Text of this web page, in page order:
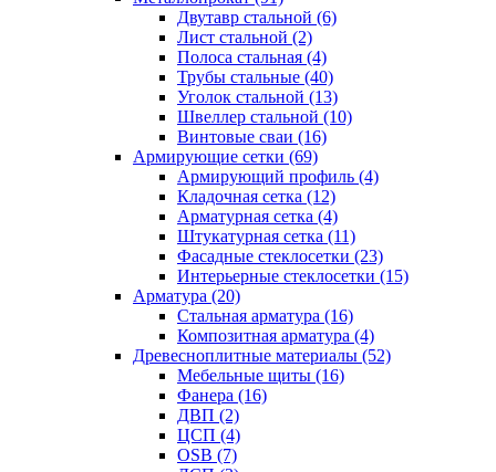
Двутавр стальной (6)
Лист стальной (2)
Полоса стальная (4)
Трубы стальные (40)
Уголок стальной (13)
Швеллер стальной (10)
Винтовые сваи (16)
Армирующие сетки (69)
Армирующий профиль (4)
Кладочная сетка (12)
Арматурная сетка (4)
Штукатурная сетка (11)
Фасадные стеклосетки (23)
Интерьерные стеклосетки (15)
Арматура (20)
Стальная арматура (16)
Композитная арматура (4)
Древесноплитные материалы (52)
Мебельные щиты (16)
Фанера (16)
ДВП (2)
ЦСП (4)
OSB (7)